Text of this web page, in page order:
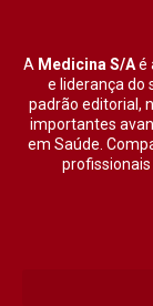
A Medicina S/Aé
e liderança do
padrão editorial,
importantes
em Saúde.